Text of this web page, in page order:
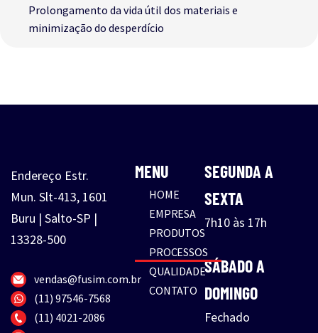
Prolongamento da vida útil dos materiais e
minimização do desperdício
Endereço Estr.
Mun. Slt-413, 1601
Buru | Salto-SP |
13328-500
vendas@fusim.com.br
(11) 97546-7568
(11) 4021-2086
MENU
HOME
EMPRESA
PRODUTOS
PROCESSOS
QUALIDADE
CONTATO
SEGUNDA A
SEXTA
7h10 às 17h
SÁBADO A
DOMINGO
Fechado